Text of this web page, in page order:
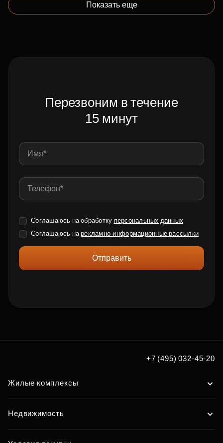
Показать еще
Перезвоним в течение
15 минут
Соглашаюсь на обработку персональных данных
Соглашаюсь нарекламно-информационные рассылки
Отправить
+7 (495) 032-45-20
Жилые комплексы
Недвижимость